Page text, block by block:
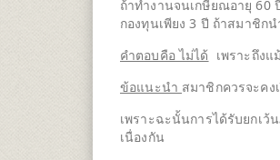
ถ้าทำงานจนเกษียณอายุ 60
กองทุนเพียง 3 ปี ถ้าสมาชิก
คำตอบคือ ไม่ได้ เพราะถึง
ข้อแนะนำ สมาชิกควรจะคง
เพราะฉะนั้นการได้รับยกเ
เนื่องกัน